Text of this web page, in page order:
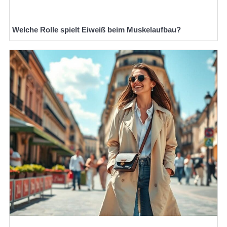
Welche Rolle spielt Eiweiß beim Muskelaufbau?